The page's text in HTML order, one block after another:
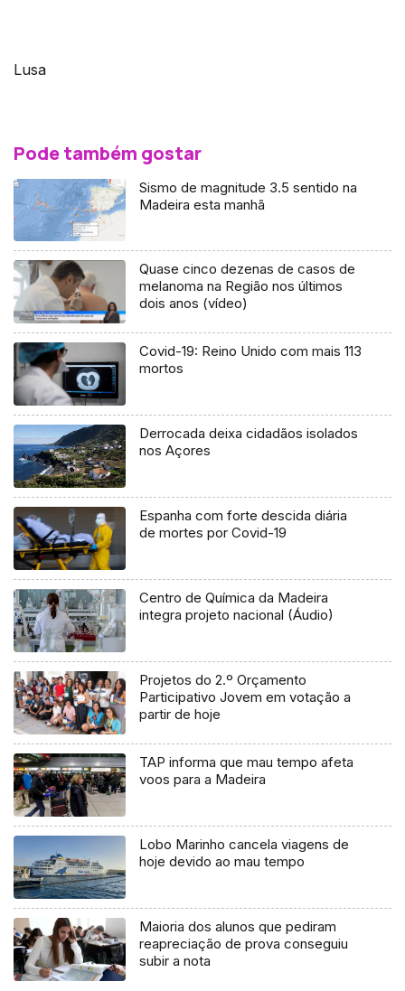
Lusa
Pode também gostar
Sismo de magnitude 3.5 sentido na
Madeira esta manhã
Quase cinco dezenas de casos de
melanoma na Região nos últimos
dois anos (vídeo)
Covid-19: Reino Unido com mais 113
mortos
Derrocada deixa cidadãos isolados
nos Açores
Espanha com forte descida diária
de mortes por Covid-19
Centro de Química da Madeira
integra projeto nacional (Áudio)
Projetos do 2.º Orçamento
Participativo Jovem em votação a
partir de hoje
TAP informa que mau tempo afeta
voos para a Madeira
Lobo Marinho cancela viagens de
hoje devido ao mau tempo
Maioria dos alunos que pediram
reapreciação de prova conseguiu
subir a nota